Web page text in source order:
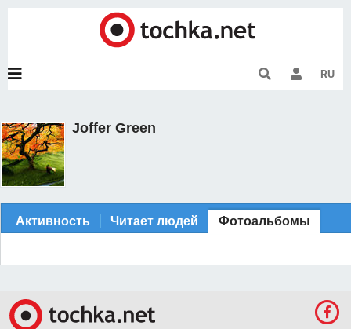
RU
Joffer Green
Активность Читает людей Фотоальбомы